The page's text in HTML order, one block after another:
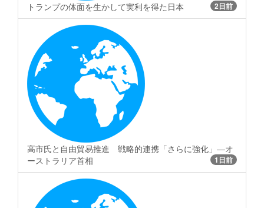
トランプの体面を生かして実利を得た日本 2日前
高市氏と自由貿易推進 戦略的連携「さらに強化」―オ
ーストラリア首相
1日前